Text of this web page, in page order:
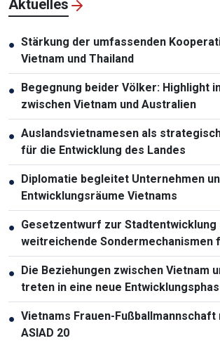
Aktuelles
● Stärkung der umfassenden
Vietnam und Thailand
● Begegnung beider Völker: Highlight
zwischen Vietnam und Australien
● Auslandsvietnamesen als
für die Entwicklung des Landes
● Diplomatie begleitet Unternehmen
Entwicklungsräume Vietnams
● Gesetzentwurf zur Stadtentwicklung
weitreichende Sondermechanismen
Stadt vor
● Die Beziehungen zwischen Vietnam
treten in eine neue
● Vietnams Frauen-
ASIAD 20